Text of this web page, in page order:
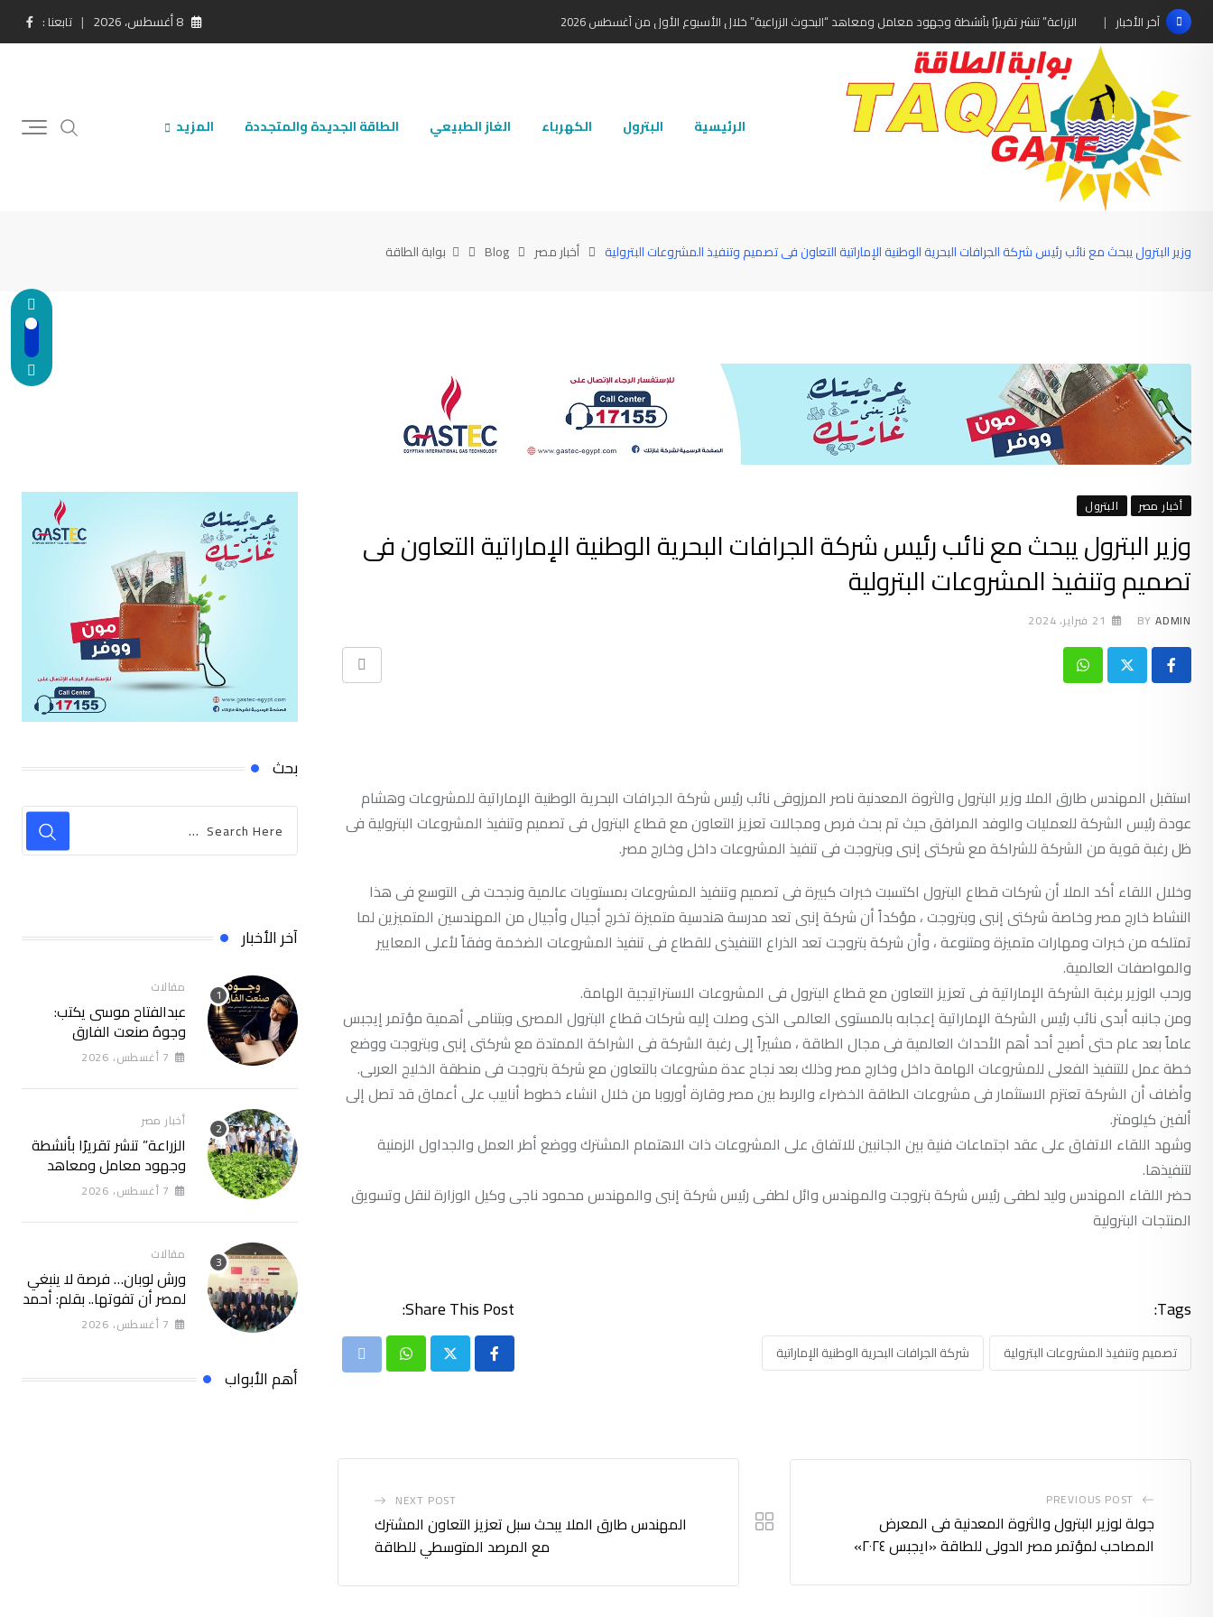
Skip
to
آخر الأخبار الزراعة” تنشر تقريرًا بأنشطة وجهود معامل ومعاهد “البحوث الزراعية” خلال الأسبوع الأول من أغسطس 2026 8 أغسطس، 2026 تابعنا :
الرئيسية البترول الكهرباء الغاز الطبيعي الطاقة الجديدة والمتجددة المزيد
وزير البترول يبحث مع نائب رئيس شركة الجرافات البحرية الوطنية الإماراتية التعاون فى تصميم وتنفيذ المشروعات البترولية أخبار مصر Blog بوابة الطاقة
أخبار مصر البترول
وزير البترول يبحث مع نائب رئيس شركة الجرافات البحرية الوطنية الإماراتية التعاون فى
تصميم وتنفيذ المشروعات البترولية
BY ADMIN 21 فبراير، 2024
Whatsapp
Print
استقبل المهندس طارق الملا وزير البترول والثروة المعدنية ناصر المرزوقى نائب رئيس شركة الجرافات البحرية الوطنية الإماراتية للمشروعات وهشام
عودة رئيس الشركة للعمليات والوفد المرافق حيث تم بحث فرص ومجالات تعزيز التعاون مع قطاع البترول فى تصميم وتنفيذ المشروعات البترولية فى
ظل رغبة قوية من الشركة للشراكة مع شركتى إنبى وبتروجت فى تنفيذ المشروعات داخل وخارج مصر.
وخلال اللقاء أكد الملا أن شركات قطاع البترول اكتسبت خبرات كبيرة فى تصميم وتنفيذ المشروعات بمستويات عالمية ونجحت فى التوسع فى هذا
النشاط خارج مصر وخاصة شركتى إنبى وبتروجت ، مؤكداً أن شركة إنبى تعد مدرسة هندسية متميزة تخرج أجيال وأجيال من المهندسين المتميزين لما
تمتلكه من خبرات ومهارات متميزة ومتنوعة ، وأن شركة بتروجت تعد الذراع التنفيذى للقطاع فى تنفيذ المشروعات الضخمة وفقاً لأعلى المعايير
والمواصفات العالمية.
ورحب الوزير برغبة الشركة الإماراتية فى تعزيز التعاون مع قطاع البترول فى المشروعات الاستراتيجية الهامة.
ومن جانبه أبدى نائب رئيس الشركة الإماراتية إعجابه بالمستوى العالمى الذى وصلت إليه شركات قطاع البترول المصرى وبتنامى أهمية مؤتمر إيجبس
عاماً بعد عام حتى أصبح أحد أهم الأحداث العالمية فى مجال الطاقة ، مشيراً إلى رغبة الشركة فى الشراكة الممتدة مع شركتى إنبى وبتروجت ووضع
خطة عمل للتنفيذ الفعلى للمشروعات الهامة داخل وخارج مصر وذلك بعد نجاح عدة مشروعات بالتعاون مع شركة بتروجت فى منطقة الخليج العربى.
وأضاف أن الشركة تعتزم الاستثمار فى مشروعات الطاقة الخضراء والربط بين مصر وقارة أوروبا من خلال انشاء خطوط أنابيب على أعماق قد تصل إلى
ألفين كيلومتر.
وشهد اللقاء الاتفاق على عقد اجتماعات فنية بين الجانبين للاتفاق على المشروعات ذات الاهتمام المشترك ووضع أطر العمل والجداول الزمنية
لتنفيذها.
حضر اللقاء المهندس وليد لطفى رئيس شركة بتروجت والمهندس وائل لطفى رئيس شركة إنبى والمهندس محمود ناجى وكيل الوزارة لنقل وتسويق
المنتجات البترولية
Tags:
تصميم وتنفيذ المشروعات البترولية شركة الجرافات البحرية الوطنية الإماراتية
Share This Post:
Whatsapp
Print
PREVIOUS POST
جولة لوزير البترول والثروة المعدنية فى المعرض
المصاحب لمؤتمر مصر الدولى للطاقة «ايجبس ٢٠٢٤»
NEXT POST
المهندس طارق الملا يبحث سبل تعزيز التعاون المشترك
مع المرصد المتوسطي للطاقة
بحث
آخر الأخبار
مقالات
عبدالفتاح موسى يكتب:
وجوهٌ صنعت الفارق
7 أغسطس، 2026
أخبار مصر
الزراعة” تنشر تقريرًا بأنشطة
وجهود معامل ومعاهد
“البحوث الزراعية” خلال
الأسبوع الأول من أغسطس
2026
7 أغسطس، 2026
مقالات
ورش لوبان… فرصة لا ينبغي
لمصر أن تفوتها.. بقلم: أحمد
سلام
7 أغسطس، 2026
أهم الأبواب